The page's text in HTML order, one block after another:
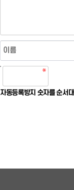
자동등록방지 숫자를 순서